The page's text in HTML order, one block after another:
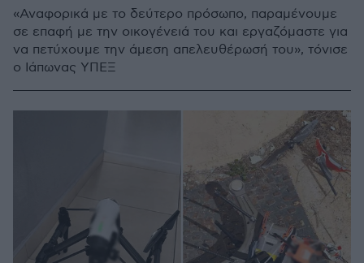
«Αναφορικά με το δεύτερο πρόσωπο, παραμένουμε
σε επαφή με την οικογένειά του και εργαζόμαστε για
να πετύχουμε την άμεση απελευθέρωσή του», τόνισε
ο Ιάπωνας ΥΠΕΞ